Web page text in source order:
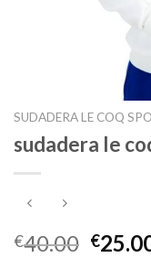
SUDADERA LE COQ
sudadera le
€40.00 €